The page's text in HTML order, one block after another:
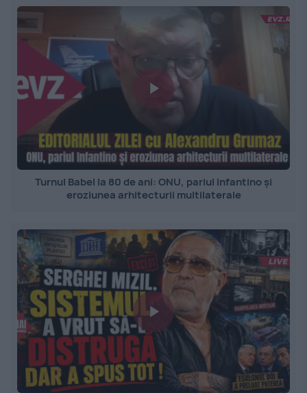
Turnul Babel la 80 de ani: ONU, pariul Infantino și
eroziunea arhitecturii multilaterale